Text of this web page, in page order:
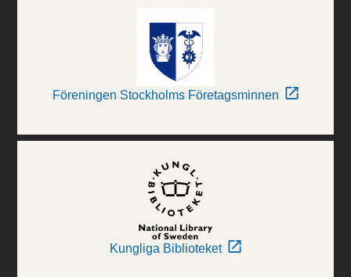
Föreningen Stockholms Företagsminnen
Kungliga Biblioteket